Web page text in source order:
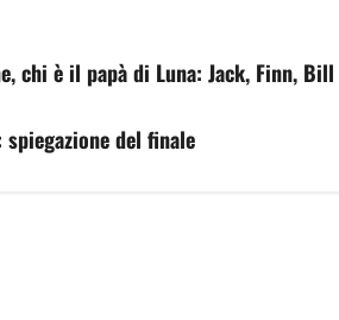
chi è il papà di Luna: Jack, Finn, Bill
del finale